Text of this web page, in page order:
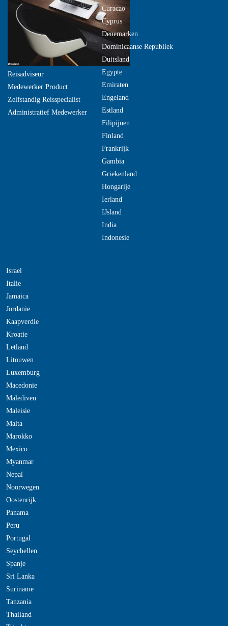
Reisadviseur
Medewerker Product
Zelfstandig Reisspecialist
Administratief Medewerker
Curacao
Cyprus
Denemarken
Dominicaanse Republiek
Duitsland
Egypte
Emiraten
Engeland
Estland
Filipijnen
Finland
Frankrijk
Gambia
Griekenland
Hongarije
Ierland
IJsland
India
Indonesie
Israel
Italie
Jamaica
Jordanie
Kaapverdie
Kroatie
Letland
Litouwen
Luxemburg
Macedonie
Malediven
Maleisie
Malta
Marokko
Mexico
Myanmar
Nepal
Noorwegen
Oostenrijk
Panama
Peru
Portugal
Seychellen
Spanje
Sri Lanka
Suriname
Tanzania
Thailand